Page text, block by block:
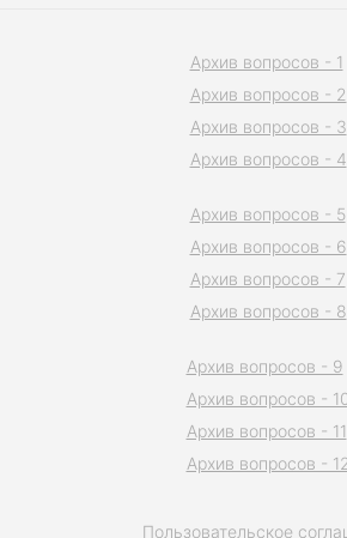
Пользовательское
Архив вопросов - 1
Архив вопросов - 2
Архив вопросов - 3
Архив вопросов - 4
Архив вопросов - 5
Архив вопросов - 6
Архив вопросов - 7
Архив вопросов - 8
Архив вопросов - 9
Архив вопросов -
Архив вопросов - 11
Архив вопросов - 12